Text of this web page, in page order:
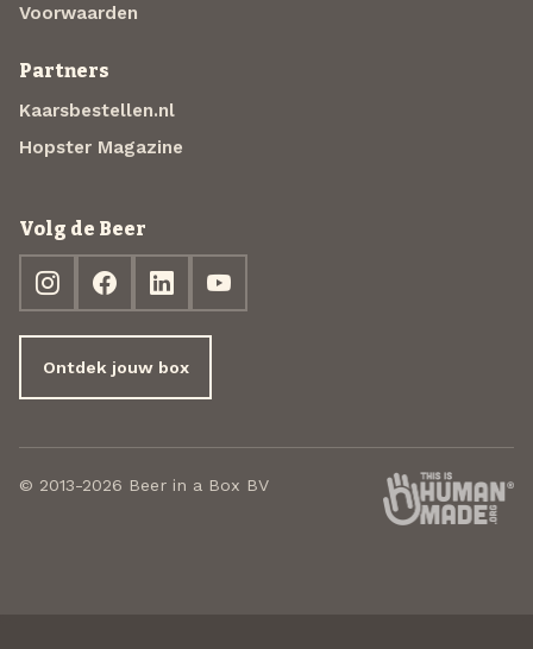
Voorwaarden
Partners
Kaarsbestellen.nl
Hopster Magazine
Volg de Beer
Ontdek jouw box
© 2013-2026 Beer in a Box BV